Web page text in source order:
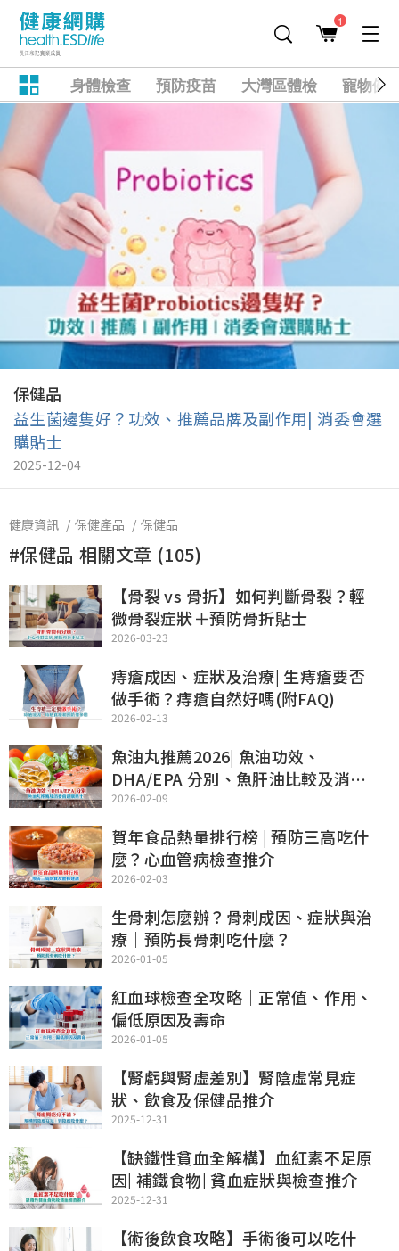
1
身體檢查 預防疫苗 大灣區體檢 寵物健
保健品
益生菌邊隻好？功效、推薦品牌及副作用| 消委會選
購貼士
2025-12-04
健康資訊 保健產品 保健品
#保健品 相關文章 (105)
【骨裂 vs 骨折】如何判斷骨裂？輕
微骨裂症狀＋預防骨折貼士
2026-03-23
痔瘡成因、症狀及治療| 生痔瘡要否
做手術？痔瘡自然好嗎(附FAQ)
2026-02-13
魚油丸推薦2026| 魚油功效、
DHA/EPA 分別、魚肝油比較及消委
會選購貼士
2026-02-09
賀年食品熱量排行榜 | 預防三高吃什
麼？心血管病檢查推介
2026-02-03
生骨刺怎麼辦？骨刺成因、症狀與治
療｜預防長骨刺吃什麼？
2026-01-05
紅血球檢查全攻略｜正常值、作用、
偏低原因及壽命
2026-01-05
【腎虧與腎虛差別】腎陰虛常見症
狀、飲食及保健品推介
2025-12-31
【缺鐵性貧血全解構】血紅素不足原
因| 補鐵食物| 貧血症狀與檢查推介
2025-12-31
【術後飲食攻略】手術後可以吃什